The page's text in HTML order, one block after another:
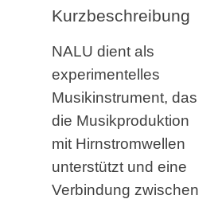
Kurzbeschreibung
NALU dient als
experimentelles
Musikinstrument, das
die Musikproduktion
mit Hirnstromwellen
unterstützt und eine
Verbindung zwischen